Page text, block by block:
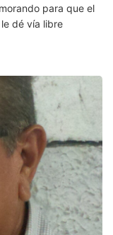
para que el
dé vía libre